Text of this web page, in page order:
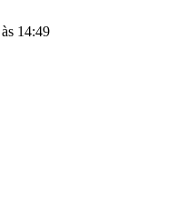
14:49